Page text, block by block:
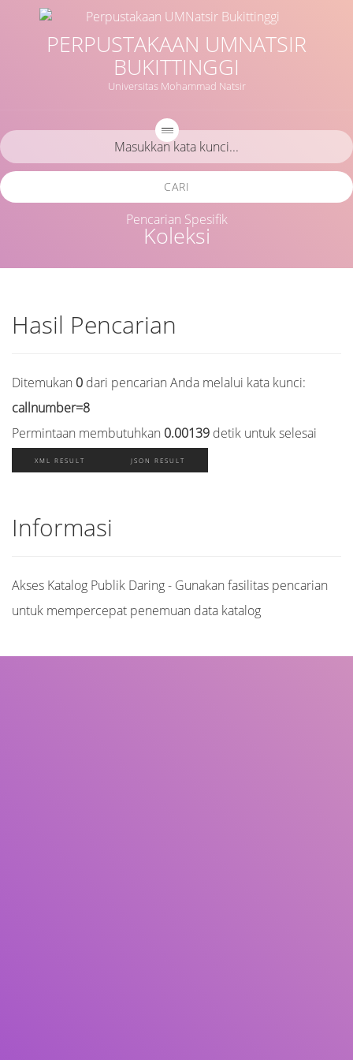
PERPUSTAKAAN UMNATSIR
BUKITTINGGI
Universitas Mohammad Natsir
Koleksi
CARI
Pencarian Spesifik
Hasil Pencarian
Ditemukan 0 dari pencarian Anda melalui kata kunci:
callnumber=8
Permintaan membutuhkan 0.00139 detik untuk selesai
XML RESULT JSON RESULT
Informasi
Akses Katalog Publik Daring - Gunakan fasilitas pencarian
untuk mempercepat penemuan data katalog